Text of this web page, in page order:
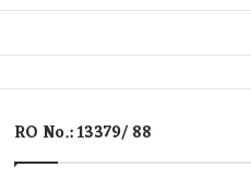
RO No.: 13379/ 88